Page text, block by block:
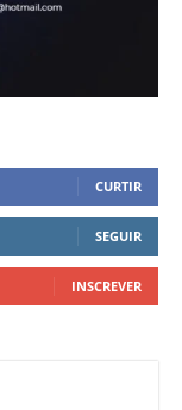
CURTIR
SEGUIR
INSCREVER